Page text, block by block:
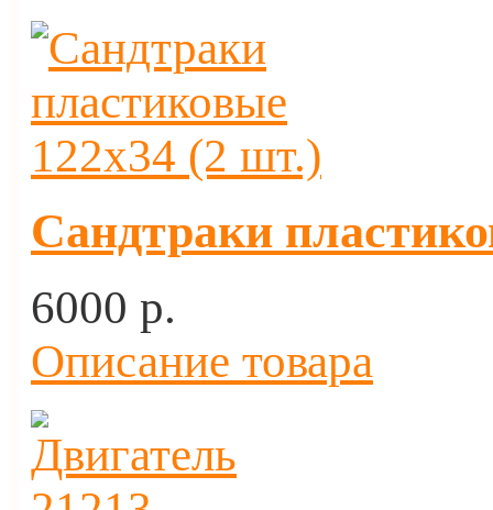
Сандтраки
6000 p.
Описание товара